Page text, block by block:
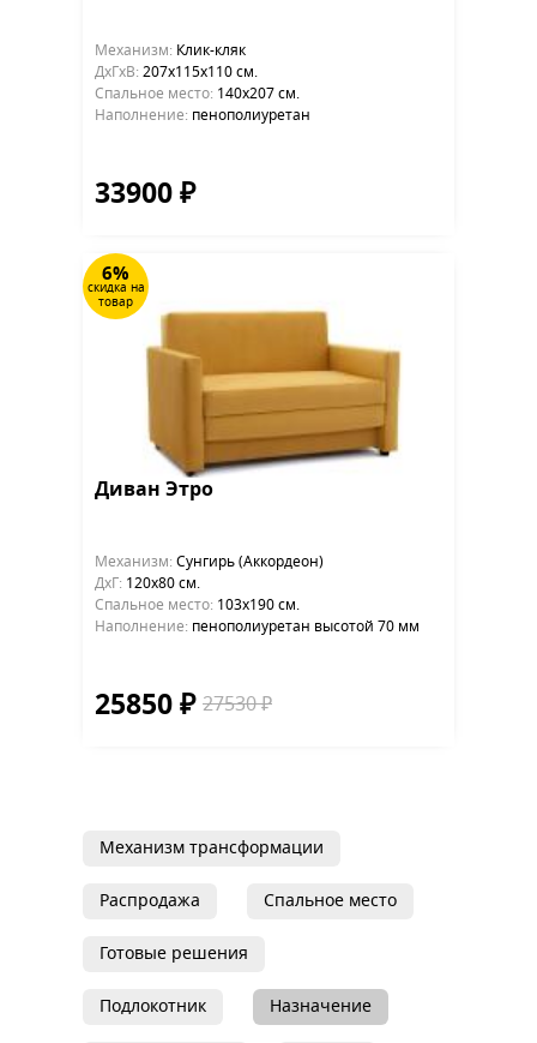
Механизм: Клик-кляк
ДхГхВ: 207х115x110 см.
Cпальное место: 140х207 см.
Наполнение: пенополиуретан
33900 ₽
6%
скидка на
товар
Диван Этро
Механизм: Сунгирь (Аккордеон)
ДхГ: 120х80 см.
Cпальное место: 103х190 см.
Наполнение: пенополиуретан высотой 70 мм
25850 ₽ 27530 ₽
Механизм трансформации
Распродажа Спальное место
Готовые решения
Подлокотник Назначение